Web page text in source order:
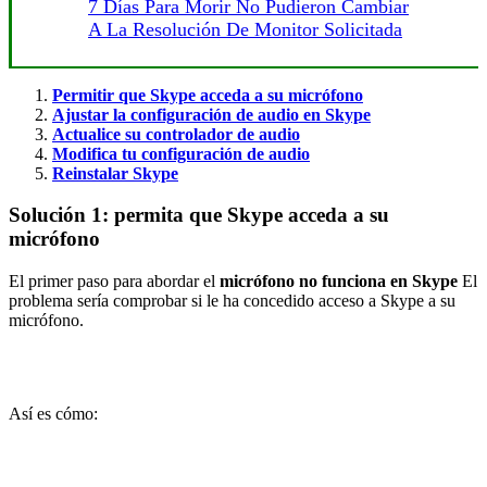
7 Días Para Morir No Pudieron Cambiar
A La Resolución De Monitor Solicitada
Permitir que Skype acceda a su micrófono
Ajustar la configuración de audio en Skype
Actualice su controlador de audio
Modifica tu configuración de audio
Reinstalar Skype
Solución 1: permita que Skype acceda a su
micrófono
El primer paso para abordar el micrófono no funciona en Skype El
problema sería comprobar si le ha concedido acceso a Skype a su
micrófono.
Así es cómo: